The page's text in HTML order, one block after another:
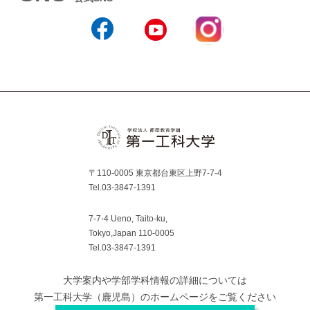
〒110-0005 東京都台東区上野7-7-4
Tel.03-3847-1391
7-7-4 Ueno, Taito-ku,
Tokyo,Japan 110-0005
Tel.03-3847-1391
大学案内や学部学科情報の詳細については
第一工科大学（鹿児島）のホームページをご覧ください